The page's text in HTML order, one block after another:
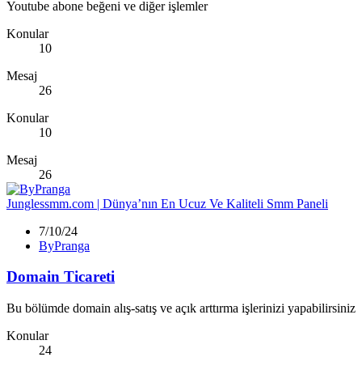
Youtube abone beğeni ve diğer işlemler
Konular
10
Mesaj
26
Konular
10
Mesaj
26
Junglessmm.com | Dünya’nın En Ucuz Ve Kaliteli Smm Paneli
7/10/24
ByPranga
Domain Ticareti
Bu bölümde domain alış-satış ve açık arttırma işlerinizi yapabilirsiniz
Konular
24